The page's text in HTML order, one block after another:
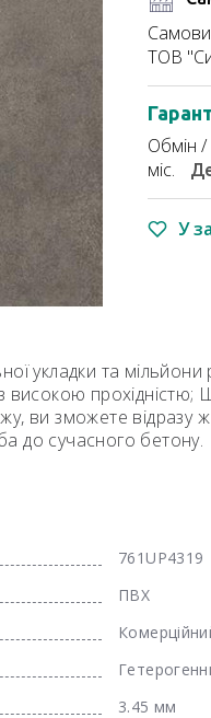
ТОВ
Обмін /
міс.
У
укладки та
прохідністю;
ви зможете відразу
до сучасного бетону.
761UP4319
ПВХ
3.45 мм